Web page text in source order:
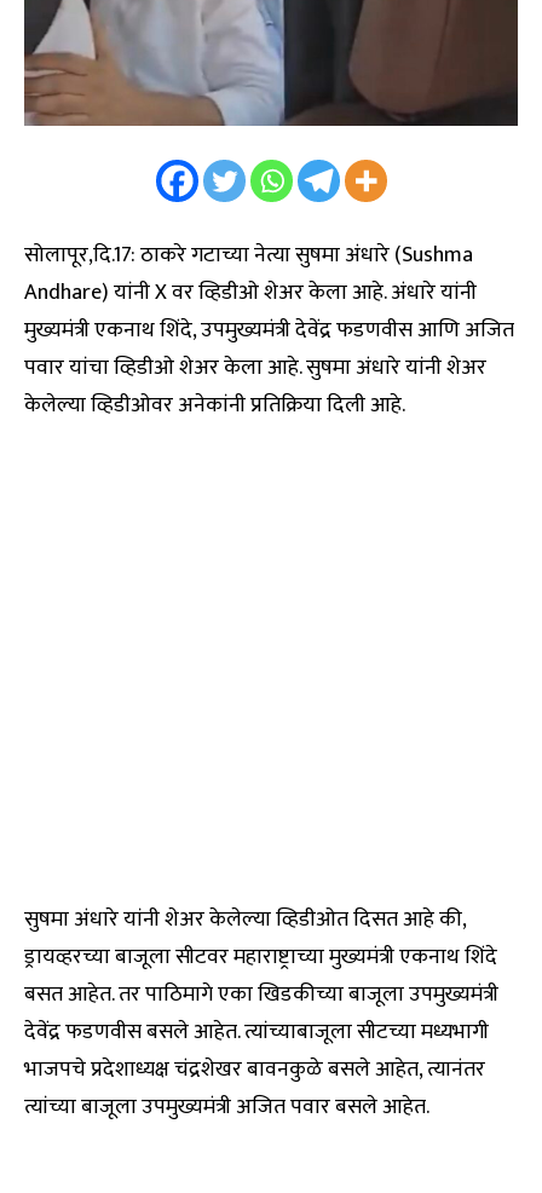
सोलापूर,दि.17: ठाकरे गटाच्या नेत्या सुषमा अंधारे (Sushma
Andhare) यांनी X वर व्हिडीओ शेअर केला आहे. अंधारे यांनी
मुख्यमंत्री एकनाथ शिंदे, उपमुख्यमंत्री देवेंद्र फडणवीस आणि अजित
पवार यांचा व्हिडीओ शेअर केला आहे. सुषमा अंधारे यांनी शेअर
केलेल्या व्हिडीओवर अनेकांनी प्रतिक्रिया दिली आहे.
सुषमा अंधारे यांनी शेअर केलेल्या व्हिडीओत दिसत आहे की,
ड्रायव्हरच्या बाजूला सीटवर महाराष्ट्राच्या मुख्यमंत्री एकनाथ शिंदे
बसत आहेत. तर पाठिमागे एका खिडकीच्या बाजूला उपमुख्यमंत्री
देवेंद्र फडणवीस बसले आहेत. त्यांच्याबाजूला सीटच्या मध्यभागी
भाजपचे प्रदेशाध्यक्ष चंद्रशेखर बावनकुळे बसले आहेत, त्यानंतर
त्यांच्या बाजूला उपमुख्यमंत्री अजित पवार बसले आहेत.